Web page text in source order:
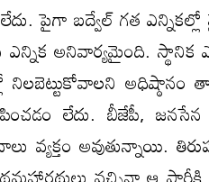
పైగా బద్వేల్ గ‌త
అనివార్యమైంది. స్థానిక
అధిష్ఠానం
లేదు. బీజేపీ, జ‌న‌సేన
అవుతున్నాయి.